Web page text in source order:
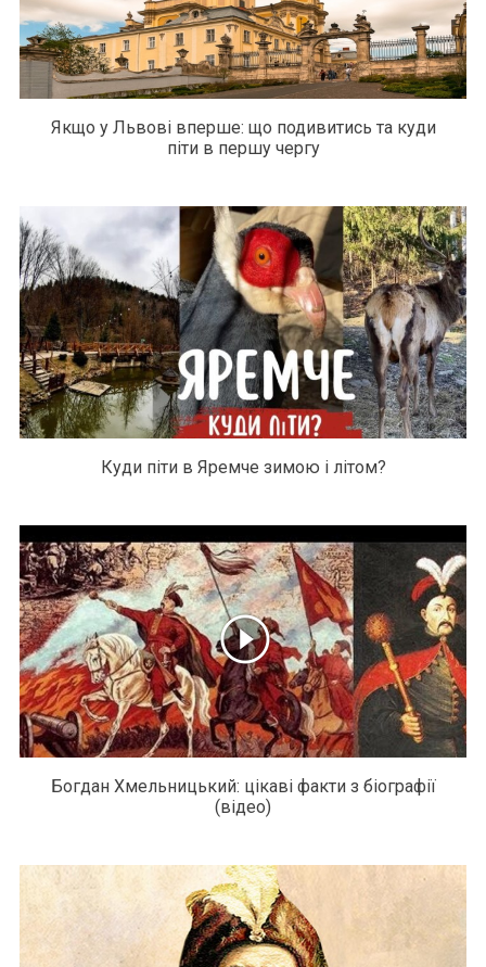
Якщо у Львові вперше: що подивитись та куди
піти в першу чергу
Куди піти в Яремче зимою і літом?
Богдан Хмельницький: цікаві факти з біографії
(відео)